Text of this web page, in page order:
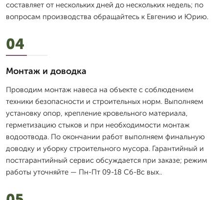
составляет от нескольких дней до нескольких недель; по
вопросам производства обращайтесь к Евгению и Юрию.
04
Монтаж и доводка
Проводим монтаж навеса на объекте с соблюдением
техники безопасности и строительных норм. Выполняем
установку опор, крепление кровельного материала,
герметизацию стыков и при необходимости монтаж
водоотвода. По окончании работ выполняем финальную
доводку и уборку строительного мусора. Гарантийный и
постгарантийный сервис обсуждается при заказе; режим
работы уточняйте — Пн-Пт 09-18 Сб-Вс вых..